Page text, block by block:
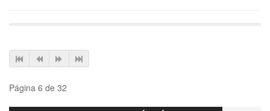
Página 6 de 32